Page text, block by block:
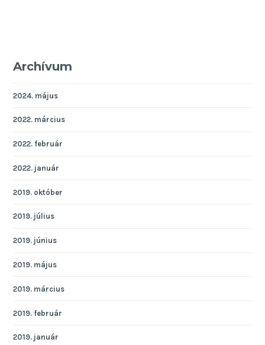
Archívum
2024. május
2022. március
2022. február
2022. január
2019. október
2019. július
2019. június
2019. május
2019. március
2019. február
2019. január